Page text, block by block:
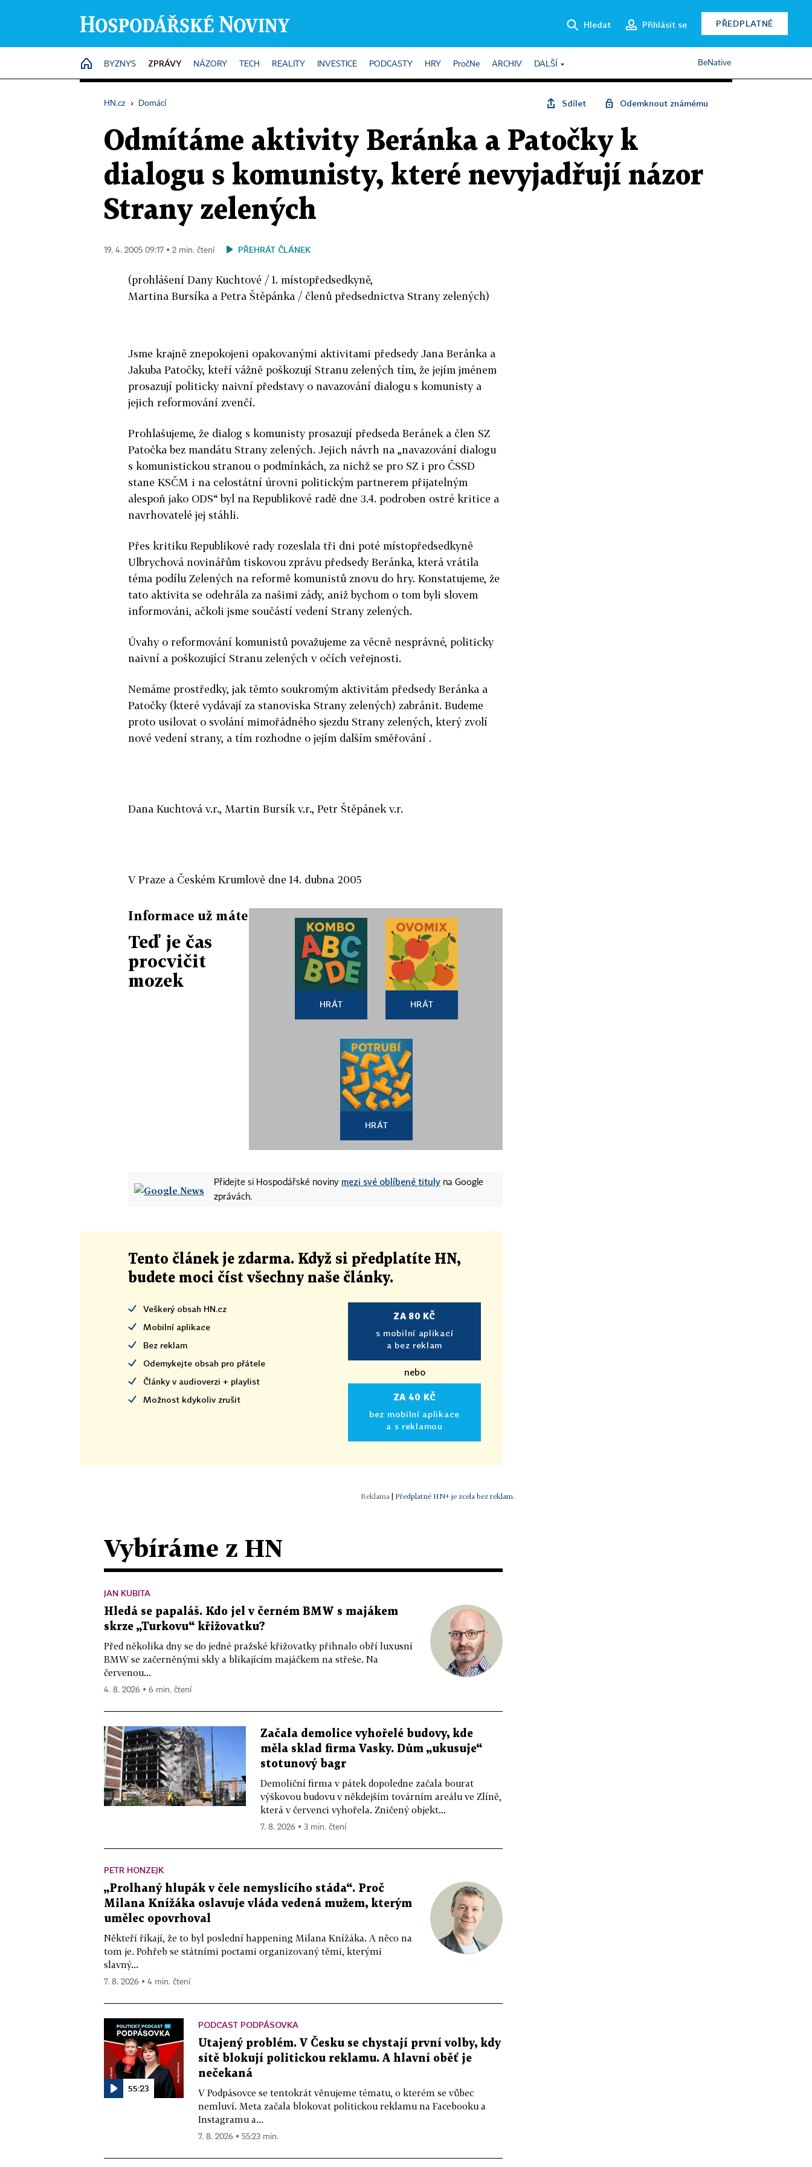
Hledat Přihlásit se PŘEDPLATNÉ
HOME
BYZNYS ZPRÁVY NÁZORY TECH REALITY INVESTICE PODCASTY HRY PročNe ARCHIV DALŠÍ BeNative
HN.cz › Domácí Sdílet Odemknout známému
Odmítáme aktivity Beránka a Patočky k
dialogu s komunisty, které nevyjadřují názor
Strany zelených
19. 4. 2005 09:17 ▪ 2 min. čtení PŘEHRÁT ČLÁNEK
(prohlášení Dany Kuchtové / 1. místopředsedkyně,
Martina Bursíka a Petra Štěpánka / členů předsednictva Strany zelených)
Jsme krajně znepokojeni opakovanými aktivitami předsedy Jana Beránka a
Jakuba Patočky, kteří vážně poškozují Stranu zelených tím, že jejím jménem
prosazují politicky naivní představy o navazování dialogu s komunisty a
jejich reformování zvenčí.
Prohlašujeme, že dialog s komunisty prosazují předseda Beránek a člen SZ
Patočka bez mandátu Strany zelených. Jejich návrh na „navazování dialogu
s komunistickou stranou o podmínkách, za nichž se pro SZ i pro ČSSD
stane KSČM i na celostátní úrovni politickým partnerem přijatelným
alespoň jako ODS“ byl na Republikové radě dne 3.4. podroben ostré kritice a
navrhovatelé jej stáhli.
Přes kritiku Republikové rady rozeslala tři dni poté místopředsedkyně
Ulbrychová novinářům tiskovou zprávu předsedy Beránka, která vrátila
téma podílu Zelených na reformě komunistů znovu do hry. Konstatujeme, že
tato aktivita se odehrála za našimi zády, aniž bychom o tom byli slovem
informováni, ačkoli jsme součástí vedení Strany zelených.
Úvahy o reformování komunistů považujeme za věcně nesprávné, politicky
naivní a poškozující Stranu zelených v očích veřejnosti.
Nemáme prostředky, jak těmto soukromým aktivitám předsedy Beránka a
Patočky (které vydávají za stanoviska Strany zelených) zabránit. Budeme
proto usilovat o svolání mimořádného sjezdu Strany zelených, který zvolí
nové vedení strany, a tím rozhodne o jejím dalším směřování .
Dana Kuchtová v.r., Martin Bursík v.r., Petr Štěpánek v.r.
V Praze a Českém Krumlově dne 14. dubna 2005
Informace už máte
Teď je čas
procvičit
mozek
HRÁT HRÁT
HRÁT
Přidejte si Hospodářské noviny mezi své oblíbené tituly na Google
zprávách.
Tento článek je zdarma. Když si předplatíte HN,
budete moci číst všechny naše články.
Veškerý obsah HN.cz
Mobilní aplikace
Bez reklam
Odemykejte obsah pro přátele
Články v audioverzi + playlist
Možnost kdykoliv zrušit
ZA 80 KČ
s mobilní aplikací
a bez reklam
nebo
ZA 40 KČ
bez mobilní aplikace
a s reklamou
Předplatné HN+ je zcela bez reklam.
Vybíráme z HN
JAN KUBITA
Hledá se papaláš. Kdo jel v černém BMW s majákem
skrze „Turkovu“ křižovatku?
Před několika dny se do jedné pražské křižovatky přihnalo obří luxusní
BMW se začerněnými skly a blikajícím majáčkem na střeše. Na
červenou...
4. 8. 2026 ▪ 6 min. čtení
Začala demolice vyhořelé budovy, kde
měla sklad firma Vasky. Dům „ukusuje“
stotunový bagr
Demoliční firma v pátek dopoledne začala bourat
výškovou budovu v někdejším továrním areálu ve Zlíně,
která v červenci vyhořela. Zničený objekt...
7. 8. 2026 ▪ 3 min. čtení
PETR HONZEJK
„Prolhaný hlupák v čele nemyslícího stáda“. Proč
Milana Knížáka oslavuje vláda vedená mužem, kterým
umělec opovrhoval
Někteří říkají, že to byl poslední happening Milana Knížáka. A něco na
tom je. Pohřeb se státními poctami organizovaný těmi, kterými
slavný...
7. 8. 2026 ▪ 4 min. čtení
55:23
PODCAST PODPÁSOVKA
Utajený problém. V Česku se chystají první volby, kdy
sítě blokují politickou reklamu. A hlavní oběť je
nečekaná
V Podpásovce se tentokrát věnujeme tématu, o kterém se vůbec
nemluví. Meta začala blokovat politickou reklamu na Facebooku a
Instagramu a...
7. 8. 2026 ▪ 55:23 min.